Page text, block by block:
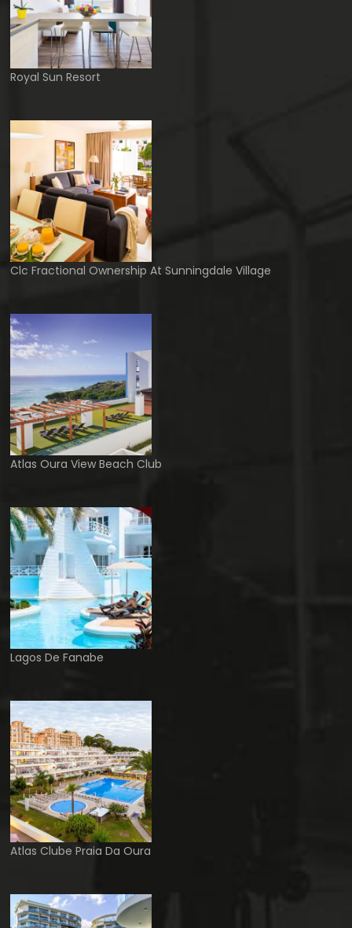
Royal Sun Resort
Clc Fractional Ownership At Sunningdale Village
Atlas Oura View Beach Club
Lagos De Fanabe
Atlas Clube Praia Da Oura